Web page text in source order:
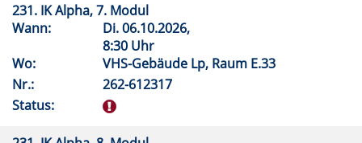
231. IK Alpha, 7. Modul
Wann:
Di.06.10.2026,
8:30 Uhr
Wo:
VHS-Gebäude Lp, Raum E.33
Nr.:
262-612317
Status: